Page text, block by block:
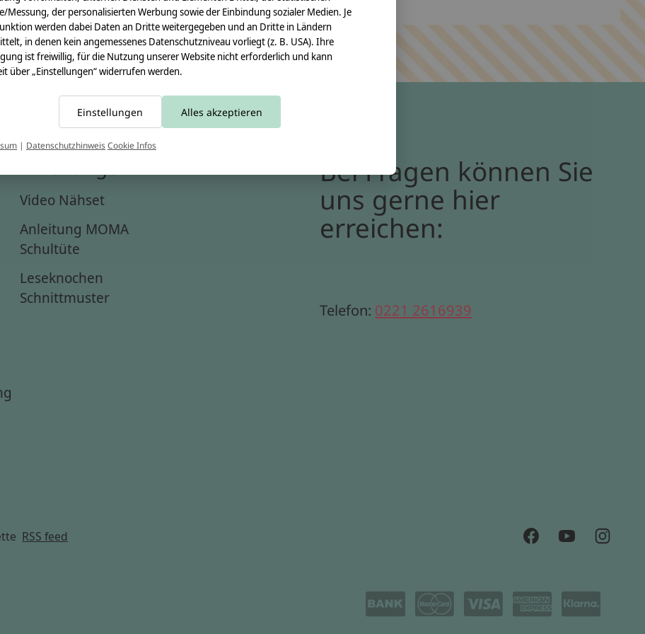
Video Nähset
Anleitung MOMA
Schultüte
Leseknochen
Schnittmuster
Bei Fragen können Sie
uns gerne hier
erreichen:
Telefon: 0221 2616939
RSS feed
Messung, der personalisierten Werbung sowie der Einbindung sozialer Medien. Je
werden dabei Daten an Dritte weitergegeben und an Dritte in Ländern
in denen kein angemessenes Datenschutzniveau vorliegt (z. B. USA). Ihre
ist freiwillig, für die Nutzung unserer Website nicht erforderlich und kann
über „Einstellungen“ widerrufen werden.
Einstellungen Alles akzeptieren
| DatenschutzhinweisCookie Infos